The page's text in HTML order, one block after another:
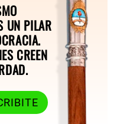
UN PILAR
CREEN